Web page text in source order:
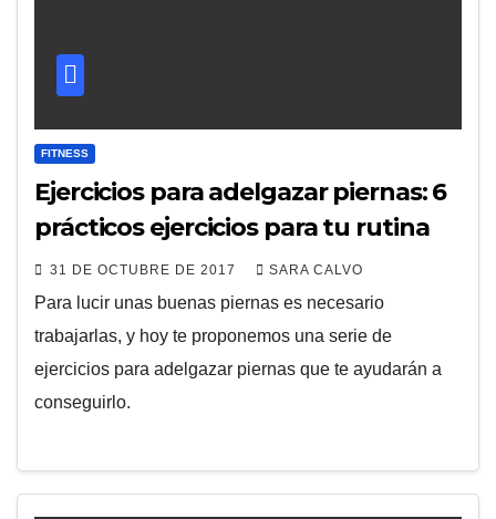
FITNESS
Ejercicios para adelgazar piernas: 6
prácticos ejercicios para tu rutina
31 DE OCTUBRE DE 2017 SARA CALVO
Para lucir unas buenas piernas es necesario
trabajarlas, y hoy te proponemos una serie de
ejercicios para adelgazar piernas que te ayudarán a
conseguirlo.